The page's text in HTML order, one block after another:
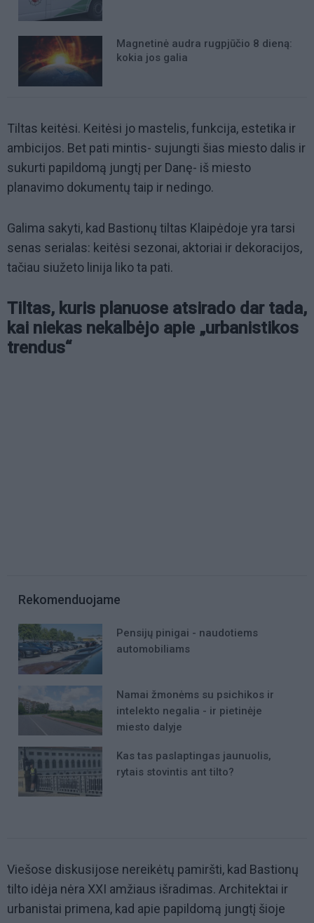
Magnetinė audra rugpjūčio 8 dieną:
kokia jos galia
Tiltas keitėsi. Keitėsi jo mastelis, funkcija, estetika ir
ambicijos. Bet pati mintis- sujungti šias miesto dalis ir
sukurti papildomą jungtį per Danę- iš miesto
planavimo dokumentų taip ir nedingo.
Galima sakyti, kad Bastionų tiltas Klaipėdoje yra tarsi
senas serialas: keitėsi sezonai, aktoriai ir dekoracijos,
tačiau siužeto linija liko ta pati.
Tiltas, kuris planuose atsirado dar tada,
kai niekas nekalbėjo apie „urbanistikos
trendus“
Rekomenduojame
Pensijų pinigai - naudotiems
automobiliams
Namai žmonėms su psichikos ir
intelekto negalia - ir pietinėje
miesto dalyje
Kas tas paslaptingas jaunuolis,
rytais stovintis ant tilto?
Viešose diskusijose nereikėtų pamiršti, kad Bastionų
tilto idėja nėra XXI amžiaus išradimas. Architektai ir
urbanistai primena, kad apie papildomą jungtį šioje